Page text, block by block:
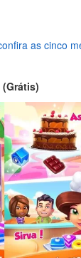
as cinco
(Grátis)